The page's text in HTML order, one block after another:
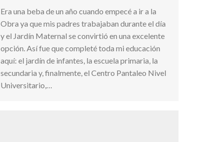
Era una beba de un año cuando empecé a ir a la
Obra ya que mis padres trabajaban durante el día
y el Jardín Maternal se convirtió en una excelente
opción. Así fue que completé toda mi educación
aquí: el jardín de infantes, la escuela primaria, la
secundaria y, finalmente, el Centro Pantaleo Nivel
Universitario,…